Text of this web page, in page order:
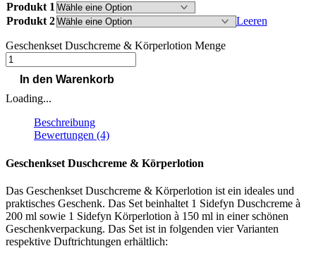
Produkt 1
Produkt 2
Leeren
Geschenkset Duschcreme & Körperlotion Menge
In den Warenkorb
Loading...
Beschreibung
Bewertungen (4)
Geschenkset Duschcreme & Körperlotion
Das Geschenkset Duschcreme & Körperlotion ist ein ideales und
praktisches Geschenk. Das Set beinhaltet 1 Sidefyn Duschcreme à
200 ml sowie 1 Sidefyn Körperlotion à 150 ml in einer schönen
Geschenkverpackung. Das Set ist in folgenden vier Varianten
respektive Duftrichtungen erhältlich: